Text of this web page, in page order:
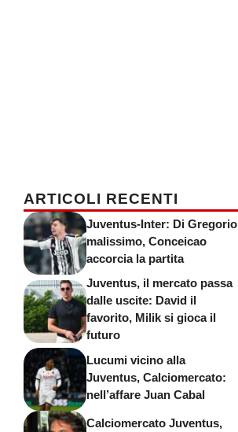
ARTICOLI RECENTI
Juventus-Inter: Di Gregorio
malissimo, Conceicao
accorcia la partita
Juventus, il mercato passa
dalle uscite: David il
favorito, Milik si gioca il
futuro
Lucumi vicino alla
Juventus, Calciomercato:
nell’affare Juan Cabal
Calciomercato Juventus,